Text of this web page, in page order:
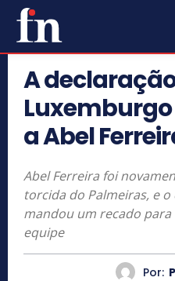
A
a Abel
Abel Ferreira foi
torcida do Palmeiras, e
mandou um recado
equipe
Por: